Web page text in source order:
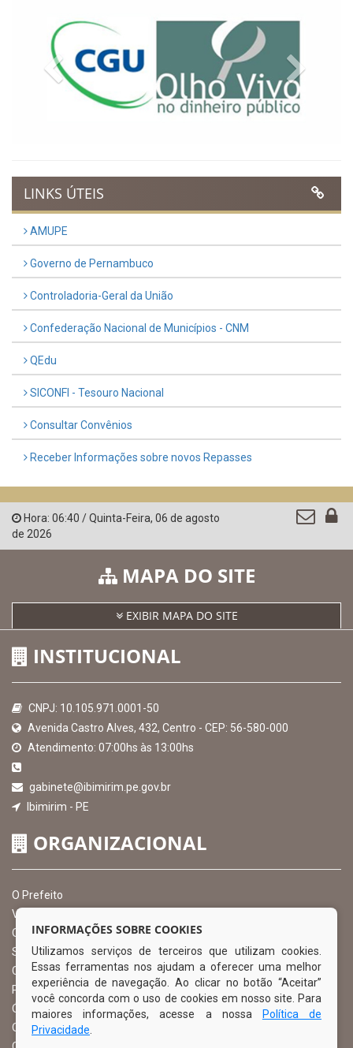
Previous
LINKS ÚTEIS
AMUPE
Governo de Pernambuco
Controladoria-Geral da União
Confederação Nacional de Municípios - CNM
QEdu
SICONFI - Tesouro Nacional
Consultar Convênios
Receber Informações sobre novos Repasses
Hora: 06:40 /Quinta-Feira, 06 de agosto
de 2026
MAPA DO SITE
EXIBIR MAPA DO SITE
INSTITUCIONAL
CNPJ: 10.105.971.0001-50
Avenida Castro Alves, 432, Centro - CEP: 56-580-000
Atendimento: 07:00hs às 13:00hs
gabinete@ibimirim.pe.gov.br
Ibimirim - PE
ORGANIZACIONAL
O Prefeito
Vice Prefeito
Ouvidoria Municipal
Serviço de Informação ao Cidadão – SIC
Chefe de Gabinete
Procuradoria Geral
Órgão de Controle Interno
Organograma
INFORMAÇÕES SOBRE COOKIES
Utilizamos serviços de terceiros que utilizam cookies.
Essas ferramentas nos ajudam a oferecer uma melhor
experiência de navegação. Ao clicar no botão “Aceitar”
você concorda com o uso de cookies em nosso site. Para
maiores informações, acesse a nossa
Política de
Privacidade